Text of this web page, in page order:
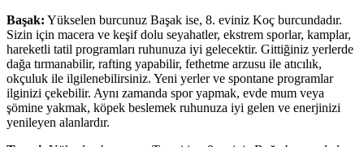
Başak: Yükselen burcunuz Başak ise, 8. eviniz Koç burcundadır.
Sizin için macera ve keşif dolu seyahatler, ekstrem sporlar, kamplar,
hareketli tatil programları ruhunuza iyi gelecektir. Gittiğiniz yerlerde
dağa tırmanabilir, rafting yapabilir, fethetme arzusu ile atıcılık,
okçuluk ile ilgilenebilirsiniz. Yeni yerler ve spontane programlar
ilginizi çekebilir. Aynı zamanda spor yapmak, evde mum veya
şömine yakmak, köpek beslemek ruhunuza iyi gelen ve enerjinizi
yenileyen alanlardır.